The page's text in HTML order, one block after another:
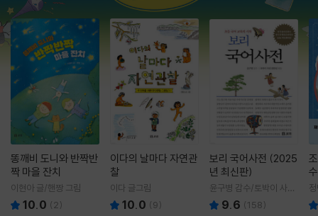
똥깨비 도니와 반짝반
짝 마을 잔치
이현아 글/핸짱 그림
10.0 ( 2)
이다의 날마다 자연관
찰
이다 글그림
10.0 (9)
보리 국어사전 (2025
년 최신판)
윤구병 감수/토박이 사전
편찬실 편
9.6 (158)